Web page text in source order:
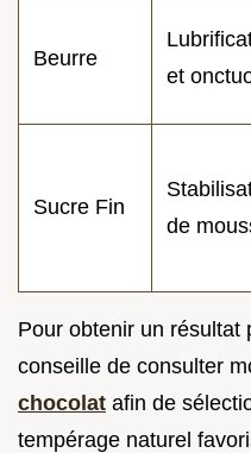
Beurre
et
Sucre Fin
de
Pour obtenir un résultat
conseille de consulter
chocolat afin de
tempérage naturel